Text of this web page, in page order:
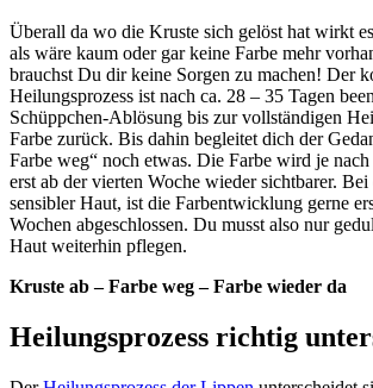
Überall da wo die Kruste sich gelöst hat wirkt
als wäre kaum oder gar keine Farbe mehr
brauchst Du dir keine Sorgen zu machen! Der
Heilungsprozess ist nach ca. 28 – 35 Tagen
Schüppchen-Ablösung bis zur vollständigen
Farbe zurück. Bis dahin begleitet dich der
Farbe weg“ noch etwas. Die Farbe wird je
erst ab der vierten Woche wieder sichtbarer.
sensibler Haut, ist die Farbentwicklung gerne
Wochen abgeschlossen. Du musst also nur
Haut weiterhin pflegen.
Kruste ab – Farbe weg – Farbe wieder da
Heilungsprozess richtig